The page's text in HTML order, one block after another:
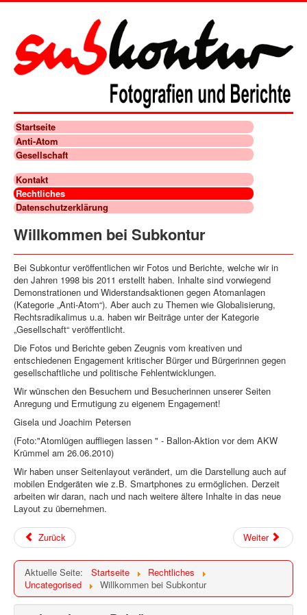
Startseite
Anti-Atom
Gesellschaft
Kontakt
Rechtliches
Datenschutzerklärung
Willkommen bei Subkontur
Bei Subkontur veröffentlichen wir Fotos und Berichte, welche wir in
den Jahren 1998 bis 2011 erstellt haben. Inhalte sind vorwiegend
Demonstrationen und Widerstandsaktionen gegen Atomanlagen
(Kategorie „Anti-Atom“). Aber auch zu Themen wie Globalisierung,
Rechtsradikalimus u.a. haben wir Beiträge unter der Kategorie
„Gesellschaft“ veröffentlicht.
Die Fotos und Berichte geben Zeugnis vom kreativen und
entschiedenen Engagement kritischer Bürger und Bürgerinnen gegen
gesellschaftliche und politische Fehlentwicklungen.
Wir wünschen den Besuchern und Besucherinnen unserer Seiten
Anregung und Ermutigung zu eigenem Engagement!
Gisela und Joachim Petersen
(Foto:"Atomlügen auffliegen lassen " - Ballon-Aktion vor dem AKW
Krümmel am 26.06.2010)
Wir haben unser Seitenlayout verändert, um die Darstellung auch auf
mobilen Endgeräten wie z.B. Smartphones zu ermöglichen. Derzeit
arbeiten wir daran, nach und nach weitere ältere Inhalte in das neue
Layout zu übernehmen.
Zurück Weiter
Aktuelle Seite: Startseite
Rechtliches
Uncategorised
Willkommen bei Subkontur